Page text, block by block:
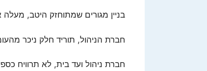
בניין מגורים שמתוחזק היטב, מעלה
חברת הניהול, תוריד חלק ניכר
חברת ניהול ועד בית, לא תרוויח